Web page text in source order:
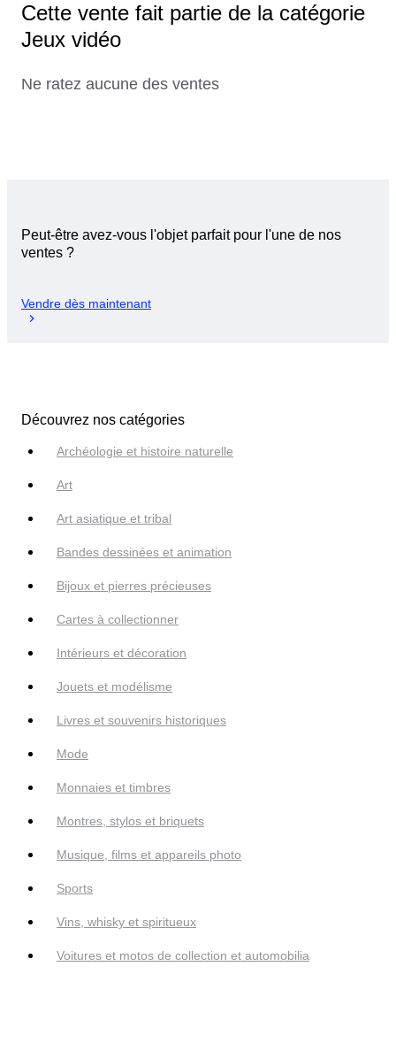
Cette vente fait partie de la catégorie
Jeux vidéo
Ne ratez aucune des ventes
Peut-être avez-vous l'objet parfait pour l'une de nos
ventes ?
Vendre dès maintenant
Découvrez nos catégories
Archéologie et histoire naturelle
Art
Art asiatique et tribal
Bandes dessinées et animation
Bijoux et pierres précieuses
Cartes à collectionner
Intérieurs et décoration
Jouets et modélisme
Livres et souvenirs historiques
Mode
Monnaies et timbres
Montres, stylos et briquets
Musique, films et appareils photo
Sports
Vins, whisky et spiritueux
Voitures et motos de collection et automobilia